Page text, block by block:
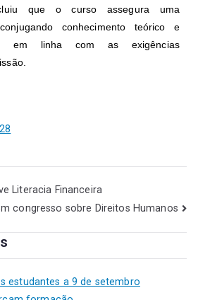
que o curso assegura uma
conhecimento teórico e
em linha com as exigências
Literacia Financeira
congresso sobre Direitos Humanos
estudantes a 9 de setembro